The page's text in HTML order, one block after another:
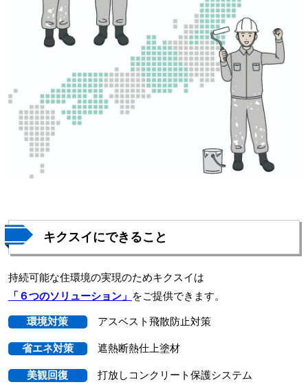
キクスイにできること
持続可能な住環境の実現のためキクスイは
「６つのソリューション」 をご提供できます。
環境対策 アスベスト飛散防止対策
省エネ対策 遮熱断熱仕上塗材
美観回復 打放しコンクリート保護システム